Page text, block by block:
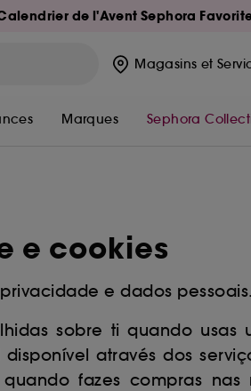
de l'Avent Sephora
Magasins et
Marques Sephora
e cookies
e dados pessoais.
sobre ti quando usas
através dos
fazes compras nas